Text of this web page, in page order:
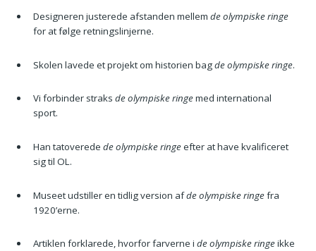
Designeren justerede afstanden mellem de olympiske ringe
for at følge retningslinjerne.
Skolen lavede et projekt om historien bagde olympiske ringe.
Vi forbinder straks de olympiske ringemed international
sport.
Han tatoverede de olympiske ringeefter at have kvalificeret
sig til OL.
Museet udstiller en tidlig version afde olympiske ringefra
1920’erne.
Artiklen forklarede, hvorfor farverne i de olympiske ringeikke